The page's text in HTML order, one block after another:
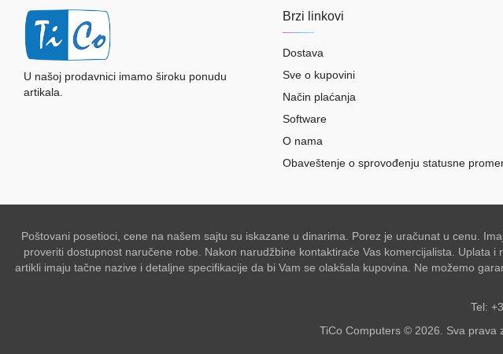
U našoj prodavnici imamo široku ponudu
artikala.
Brzi linkovi
Dostava
Sve o kupovini
Način plaćanja
Software
O nama
Obaveštenje o sprovođenju statusne
Poštovani posetioci, cene na našem sajtu su iskazane u dinarima. Porez je uračunat u cenu.
proveriti dostupnost naručene robe. Nakon narudžbine kontaktiraće Vas komercijalista.
artikli imaju tačne nazive i detaljne specifikacije da bi Vam se olakšala kupovina. Ne možemo
Tel:
TiCo Computers © 2026. Sva prava